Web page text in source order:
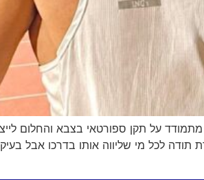
• יותם מתמודד על תקן ספורטאי בצבא והחלום
לכל מי שליווה אותו בדרכו אבל